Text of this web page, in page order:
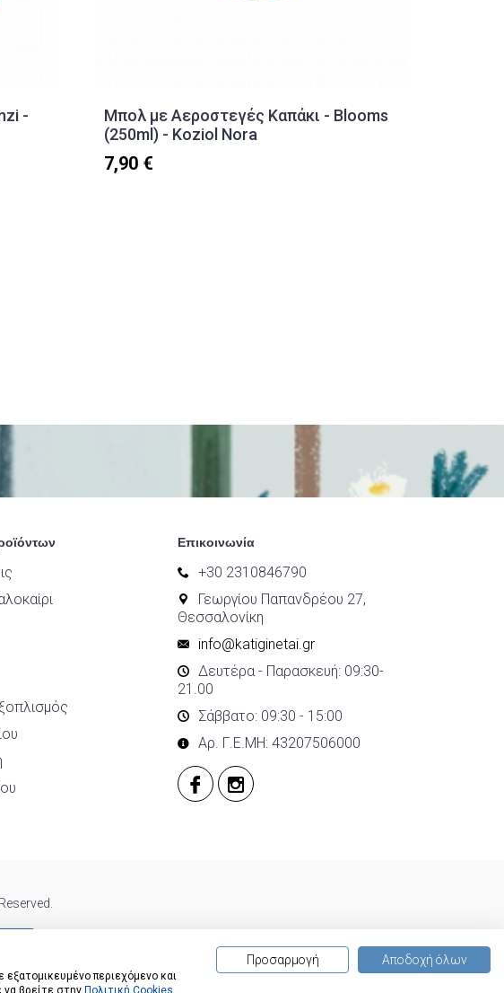
-
Μπολ με Aεροστεγές Καπάκι - Blooms
(250ml) - Koziol Nora
7,90 €
Επικοινωνία
+30 2310846790
Γεωργίου Παπανδρέου 27,
Θεσσαλονίκη
info@katiginetai.gr
Δευτέρα - Παρασκευή: 09:30-
21.00
Σάββατο: 09:30 - 15:00
Αρ. Γ.Ε.ΜΗ: 43207506000
περιεχόμενο και
βρείτε στην Πολιτική Cookies
Προσαρμογή Αποδοχή όλων